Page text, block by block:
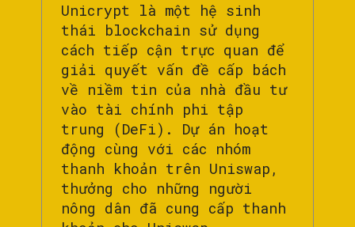
Unicrypt là một hệ sinh
thái blockchain sử dụng
cách tiếp cận trực quan để
giải quyết vấn đề cấp bách
về niềm tin của nhà đầu tư
vào tài chính phi tập
trung (DeFi). Dự án hoạt
động cùng với các nhóm
thanh khoản trên Uniswap,
thưởng cho những người
nông dân đã cung cấp thanh